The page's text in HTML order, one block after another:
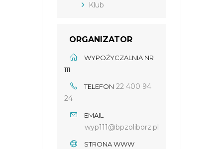
Klub
ORGANIZATOR
WYPOŻYCZALNIA NR
111
TELEFON 22 400 94
24
EMAIL
wyp111@bpzoliborz.pl
STRONA WWW